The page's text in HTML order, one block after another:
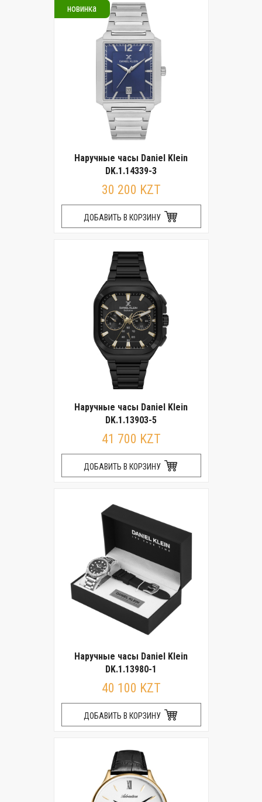
новинка
Наручные часы Daniel Klein
DK.1.14339-3
30 200 KZT
ДОБАВИТЬ В КОРЗИНУ
Наручные часы Daniel Klein
DK.1.13903-5
41 700 KZT
ДОБАВИТЬ В КОРЗИНУ
Наручные часы Daniel Klein
DK.1.13980-1
40 100 KZT
ДОБАВИТЬ В КОРЗИНУ